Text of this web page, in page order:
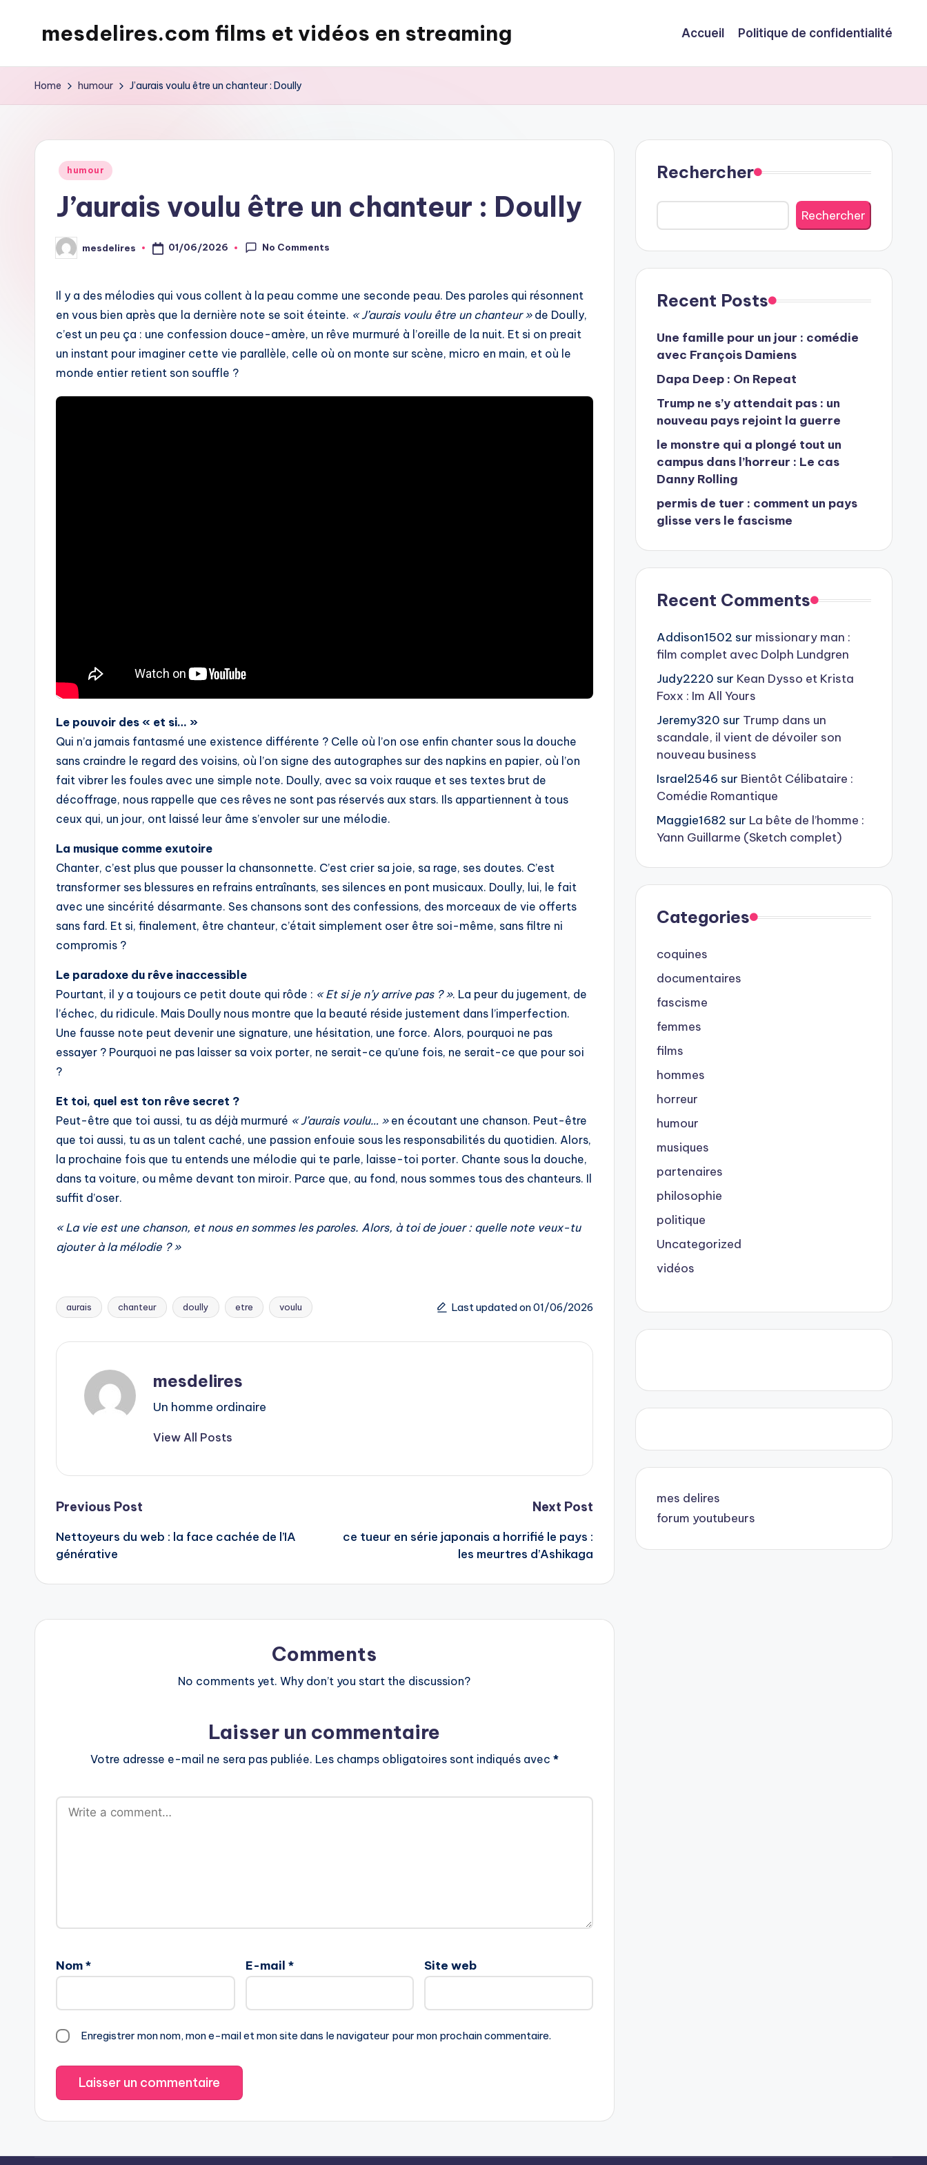
mesdelires.com films et vidéos en streaming
:
video
complet
français
Accueil Politique de confidentialité
Home humour J’aurais voulu être un chanteur : Doully
Posted
humour
J’aurais voulu être un chanteur : Doully
Posted
by
mesdelires 01/06/2026 No Comments
Il y a des mélodies qui vous collent à la peau comme une seconde peau. Des paroles qui résonnent
en vous bien après que la dernière note se soit éteinte. « J’aurais voulu être un chanteur »de Doully,
c’est un peu ça : une confession douce-amère, un rêve murmuré à l’oreille de la nuit. Et si on preait
un instant pour imaginer cette vie parallèle, celle où on monte sur scène, micro en main, et où le
monde entier retient son souffle ?
Le pouvoir des « et si… »
Qui n’a jamais fantasmé une existence différente ? Celle où l’on ose enfin chanter sous la douche
sans craindre le regard des voisins, où l’on signe des autographes sur des napkins en papier, où l’on
fait vibrer les foules avec une simple note. Doully, avec sa voix rauque et ses textes brut de
décoffrage, nous rappelle que ces rêves ne sont pas réservés aux stars. Ils appartiennent à tous
ceux qui, un jour, ont laissé leur âme s’envoler sur une mélodie.
La musique comme exutoire
Chanter, c’est plus que pousser la chansonnette. C’est crier sa joie, sa rage, ses doutes. C’est
transformer ses blessures en refrains entraînants, ses silences en pont musicaux. Doully, lui, le fait
avec une sincérité désarmante. Ses chansons sont des confessions, des morceaux de vie offerts
sans fard. Et si, finalement, être chanteur, c’était simplement oser être soi-même, sans filtre ni
compromis ?
Le paradoxe du rêve inaccessible
Pourtant, il y a toujours ce petit doute qui rôde : « Et si je n’y arrive pas ? ». La peur du jugement, de
l’échec, du ridicule. Mais Doully nous montre que la beauté réside justement dans l’imperfection.
Une fausse note peut devenir une signature, une hésitation, une force. Alors, pourquoi ne pas
essayer ? Pourquoi ne pas laisser sa voix porter, ne serait-ce qu’une fois, ne serait-ce que pour soi
?
Et toi, quel est ton rêve secret ?
Peut-être que toi aussi, tu as déjà murmuré « J’aurais voulu… »en écoutant une chanson. Peut-être
que toi aussi, tu as un talent caché, une passion enfouie sous les responsabilités du quotidien. Alors,
la prochaine fois que tu entends une mélodie qui te parle, laisse-toi porter. Chante sous la douche,
dans ta voiture, ou même devant ton miroir. Parce que, au fond, nous sommes tous des chanteurs. Il
suffit d’oser.
« La vie est une chanson, et nous en sommes les paroles. Alors, à toi de jouer : quelle note veux-tu
ajouter à la mélodie ? »
Tags:
aurais chanteur doully etre voulu Last updated on 01/06/2026
mesdelires
Un homme ordinaire
View All Posts
Post
navigation
Previous Post
Nettoyeurs du web : la face cachée de l’IA
générative
Next Post
ce tueur en série japonais a horrifié le pays :
les meurtres d’Ashikaga
Comments
No comments yet. Why don’t you start the discussion?
Laisser un commentaire
Votre adresse e-mail ne sera pas publiée. Les champs obligatoires sont indiqués avec *
Nom* E-mail * Site web
Enregistrer mon nom, mon e-mail et mon site dans le navigateur pour mon prochain commentaire.
Rechercher
Rechercher
Recent Posts
Une famille pour un jour : comédie
avec François Damiens
Dapa Deep : On Repeat
Trump ne s’y attendait pas : un
nouveau pays rejoint la guerre
le monstre qui a plongé tout un
campus dans l’horreur : Le cas
Danny Rolling
permis de tuer : comment un pays
glisse vers le fascisme
Recent Comments
Addison1502 sur missionary man :
film complet avec Dolph Lundgren
Judy2220 sur Kean Dysso et Krista
Foxx : Im All Yours
Jeremy320 sur Trump dans un
scandale, il vient de dévoiler son
nouveau business
Israel2546 sur Bientôt Célibataire :
Comédie Romantique
Maggie1682 sur La bête de l’homme :
Yann Guillarme (Sketch complet)
Categories
coquines
documentaires
fascisme
femmes
films
hommes
horreur
humour
musiques
partenaires
philosophie
politique
Uncategorized
vidéos
mes delires
forum youtubeurs